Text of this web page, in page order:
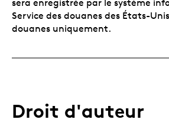
sera enregistrée par le système
Service des douanes des États-
douanes uniquement.
Droit d'auteur